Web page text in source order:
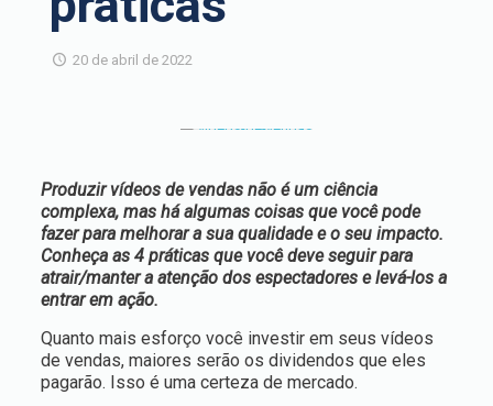
20 de abril de 2022
Produzir vídeos de vendas não é um ciência
complexa, mas há algumas coisas que você pode
fazer para melhorar a sua qualidade e o seu impacto.
Conheça as 4 práticas que você deve seguir para
atrair/manter a atenção dos espectadores e levá-los a
entrar em ação.
Quanto mais esforço você investir em seus vídeos
de vendas, maiores serão os dividendos que eles
pagarão. Isso é uma certeza de mercado.